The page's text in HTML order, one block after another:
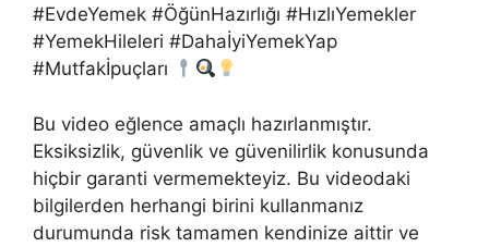
#EvdeYemek #ÖğünHazırlığı #HızlıYemekler
#YemekHileleri #DahaİyiYemekYap
#Mutfakİpuçları
Bu video eğlence amaçlı hazırlanmıştır.
Eksiksizlik, güvenlik ve güvenilirlik konusunda
hiçbir garanti vermemekteyiz. Bu videodaki
bilgilerden herhangi birini kullanmanız
durumunda risk tamamen kendinize aittir ve